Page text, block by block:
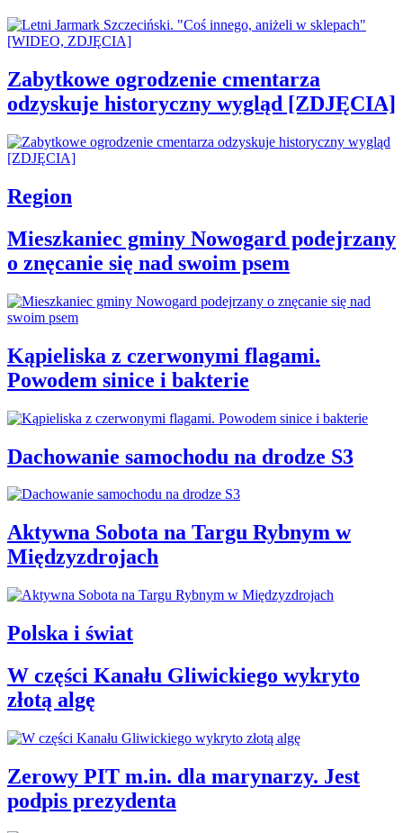
Zabytkowe ogrodzenie cmentarza
odzyskuje historyczny wygląd [ZDJĘCIA]
Region
Mieszkaniec gminy Nowogard podejrzany
o znęcanie się nad swoim psem
Kąpieliska z czerwonymi flagami.
Powodem sinice i bakterie
Dachowanie samochodu na drodze S3
Aktywna Sobota na Targu Rybnym w
Międzyzdrojach
Polska i świat
W części Kanału Gliwickiego wykryto
złotą algę
Zerowy PIT m.in. dla marynarzy. Jest
podpis prezydenta